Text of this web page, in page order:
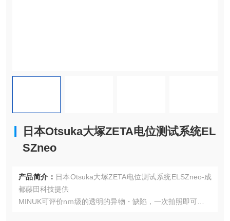
日本Otsuka大塚ZETA电位测试系统EL
SZneo
产品简介： 日本Otsuka大塚ZETA电位测试系统ELSZneo-成
都藤田科技提供
MINUK可评价nｍ级的透明的异物・缺陷，一次拍照即可瞬时